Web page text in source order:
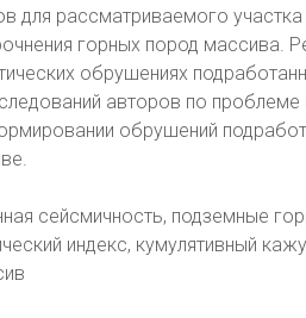
для рассматриваемого участка
горных пород массива.
обрушениях
авторов по проблеме
обрушений
сейсмичность, подземные
индекс, кумулятивный